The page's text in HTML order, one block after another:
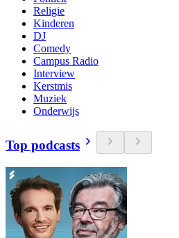
Religie
Kinderen
DJ
Comedy
Campus Radio
Interview
Kerstmis
Muziek
Onderwijs
Top podcasts